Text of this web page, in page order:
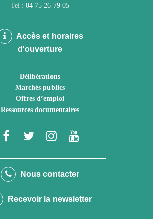
Tel : 04 75 26 79 05
Accès et horaires
d'ouverture
Délibérations
Marchés publics
Offres d’emploi
Ressources documentaires
Lien
le
Facebook
Lien
le
Twitter
Lien
le
Instagram
Youtube
Nous contacter
Recevoir la newsletter